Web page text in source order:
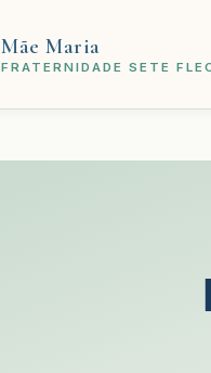
Mãe Maria
FRATERNIDADE SETE